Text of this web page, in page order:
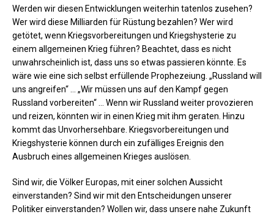
Werden wir diesen Entwicklungen weiterhin tatenlos zusehen?
Wer wird diese Milliarden für Rüstung bezahlen? Wer wird
getötet, wenn Kriegsvorbereitungen und Kriegshysterie zu
einem allgemeinen Krieg führen? Beachtet, dass es nicht
unwahrscheinlich ist, dass uns so etwas passieren könnte. Es
wäre wie eine sich selbst erfüllende Prophezeiung. „Russland will
uns angreifen“ … „Wir müssen uns auf den Kampf gegen
Russland vorbereiten“ … Wenn wir Russland weiter provozieren
und reizen, könnten wir in einen Krieg mit ihm geraten. Hinzu
kommt das Unvorhersehbare. Kriegsvorbereitungen und
Kriegshysterie können durch ein zufälliges Ereignis den
Ausbruch eines allgemeinen Krieges auslösen.
Sind wir, die Völker Europas, mit einer solchen Aussicht
einverstanden? Sind wir mit den Entscheidungen unserer
Politiker einverstanden? Wollen wir, dass unsere nahe Zukunft